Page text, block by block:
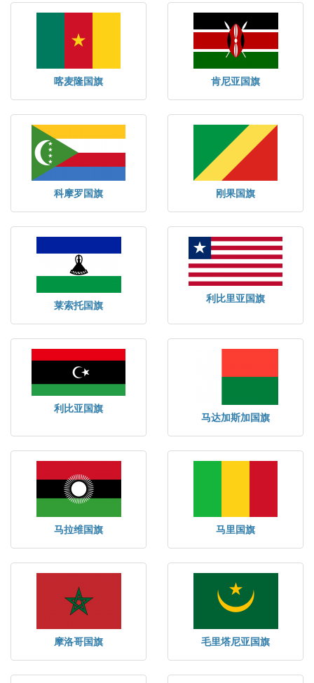
喀麦隆国旗 肯尼亚国旗
科摩罗国旗 刚果国旗
莱索托国旗
利比里亚国旗
利比亚国旗
马达加斯加国旗
马拉维国旗 马里国旗
摩洛哥国旗 毛里塔尼亚国旗